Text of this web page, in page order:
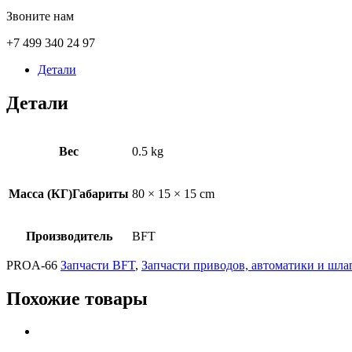
Звоните нам
+7 499 340 24 97
Детали
Детали
Вес 0.5 kg
Масса (КГ)Габариты 80 × 15 × 15 cm
Производитель BFT
PROA-66 Запчасти BFT, Запчасти приводов, автоматики и
Похожие товары